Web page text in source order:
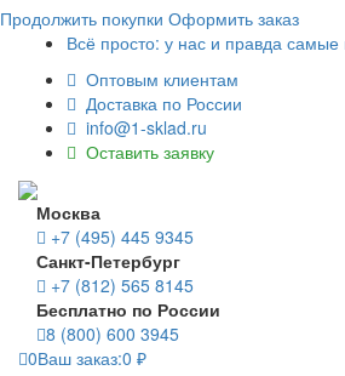
Продолжить покупки Оформить заказ
Всё просто: у нас и правда самые
Оптовым клиентам
Доставка по России
info@1-sklad.ru
Оставить заявку
Москва
+7 (495) 445 9345
Санкт-Петербург
+7 (812) 565 8145
Бесплатно по России
8 (800) 600 3945
0Ваш заказ:0 ₽